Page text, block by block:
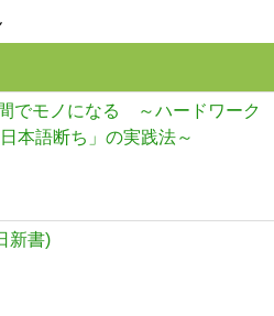
でモノになる ～ハードワーク
本語断ち」の実践法～
新書)